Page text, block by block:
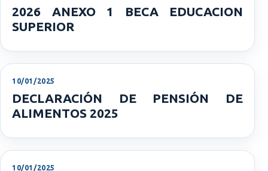
2026 ANEXO 1 BECA EDUCACION
SUPERIOR
10/01/2025
DECLARACIÓN DE PENSIÓN DE
ALIMENTOS 2025
10/01/2025